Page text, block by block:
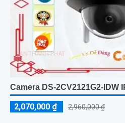
Camera DS-2CV2121G2-IDW
2,070,000 ₫ 2,960,000 ₫